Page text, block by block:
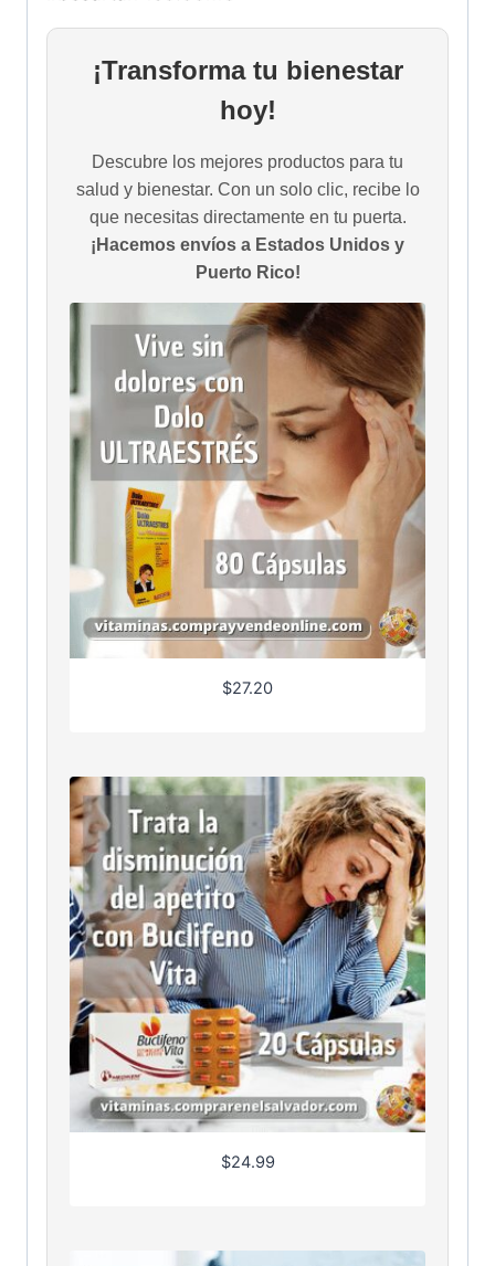
¡Transforma tu bienestar
hoy!
Descubre los mejores productos para tu
salud y bienestar. Con un solo clic, recibe lo
que necesitas directamente en tu puerta.
¡Hacemos envíos a Estados Unidos y
Puerto Rico!
$27.20
$24.99